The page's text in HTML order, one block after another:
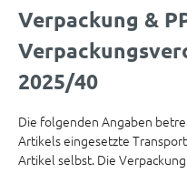
Verpackung &
2025/40
Die folgenden Angaben
Artikels eingesetzte
Artikel selbst. Die